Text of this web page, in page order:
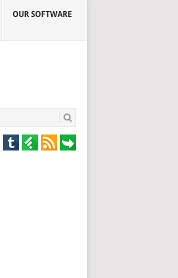
OUR SOFTWARE